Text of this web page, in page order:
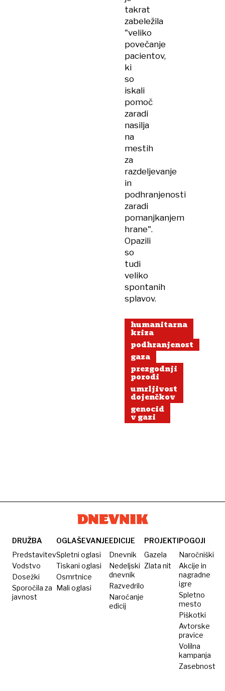
takrat
zabeležila
"veliko
povečanje
pacientov,
ki
so
iskali
pomoč
zaradi
nasilja
na
mestih
za
razdeljevanje
in
podhranjenosti
zaradi
pomanjkanjem
hrane".
Opazili
so
tudi
veliko
spontanih
splavov.
humanitarna
kriza
podhranjenost
gaza
prezgodnji
porodi
umrljivost
dojenčkov
genocid
v gazi
DRUŽBA
Predstavitev
Vodstvo
Dosežki
Sporočila za
javnost
OGLAŠEVANJE
Spletni oglasi
Tiskani oglasi
Osmrtnice
Mali oglasi
EDICIJE
Dnevnik
Nedeljski
dnevnik
Razvedrilo
Naročanje
edicij
PROJEKTI
Gazela
Zlata nit
POGOJI
Naročniški
Akcije in
nagradne
igre
Spletno
mesto
Piškotki
Avtorske
pravice
Volilna
kampanja
Zasebnost